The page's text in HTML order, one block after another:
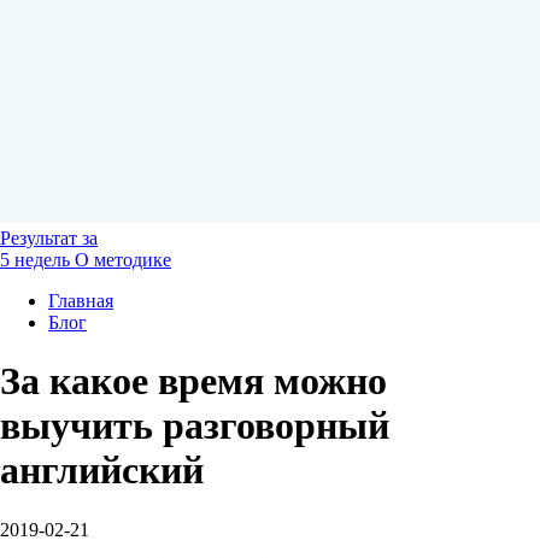
Результат за
5 недель О методике
Главная
Блог
За какое время можно
выучить разговорный
английский
2019-02-21